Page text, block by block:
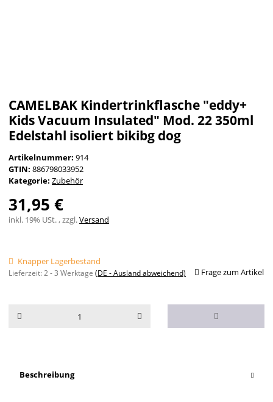
CAMELBAK Kindertrinkflasche "eddy+
Kids Vacuum Insulated" Mod. 22 350ml
Edelstahl isoliert bikibg dog
Artikelnummer: 914
GTIN: 886798033952
Kategorie: Zubehör
31,95 €
inkl. 19% USt. , zzgl.Versand
Knapper Lagerbestand
Lieferzeit:2 - 3 Werktage (DE - Ausland abweichend) Frage zum Artikel
Beschreibung